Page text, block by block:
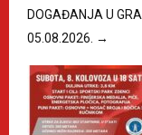
DOGAĐANJA U
05.08.2026. →